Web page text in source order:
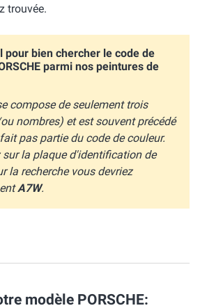
trouvée.
pour bien chercher le code de
parmi nos peintures de
compose de seulement trois
nombres) et est souvent précédé
pas partie du code de couleur.
sur la plaque d'identification de
la recherche vous devriez
A7W.
modèle PORSCHE: